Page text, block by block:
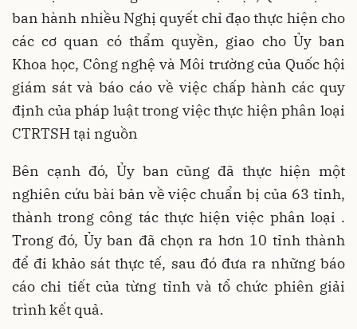
ban hành nhiều Nghị quyết chỉ đạo thực hiện cho
các cơ quan có thẩm quyền, giao cho Ủy ban
Khoa học, Công nghệ và Môi trường của Quốc hội
giám sát và báo cáo về việc chấp hành các quy
định của pháp luật trong việc thực hiện phân loại
CTRTSH tại nguồn
Bên cạnh đó, Ủy ban cũng đã thực hiện một
nghiên cứu bài bản về việc chuẩn bị của 63 tỉnh,
thành trong công tác thực hiện việc phân loại .
Trong đó, Ủy ban đã chọn ra hơn 10 tỉnh thành
để đi khảo sát thực tế, sau đó đưa ra những báo
cáo chi tiết của từng tỉnh và tổ chức phiên giải
trình kết quả.